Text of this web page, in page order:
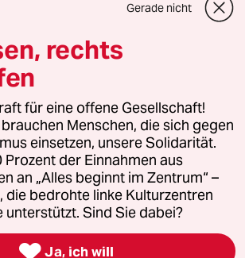
und Vertriebs GmbH
Bei rechtlichen Fragen oder für Genehmigungen
lizenzen@taz.de
Kommune-Richtlinien
Datenschutz Impressum AGB
widerrufen (Ads)
Gerade nicht
rechts
für eine offene Gesellschaft!
Menschen, die sich gegen
einsetzen, unsere Solidarität.
Prozent der Einnahmen aus
an „Alles beginnt im Zentrum“ –
die bedrohte linke Kulturzentren
Sind Sie dabei?
 Ja, ich will